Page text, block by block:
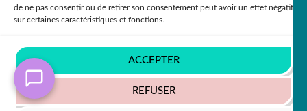
de ne pas consentir ou de retirer son consentement peut avoir un effet négatif
sur certaines caractéristiques et fonctions.
ACCEPTER
REFUSER
© DecoStickerStore 2026
Politique de confidentialité
WooCommerce.